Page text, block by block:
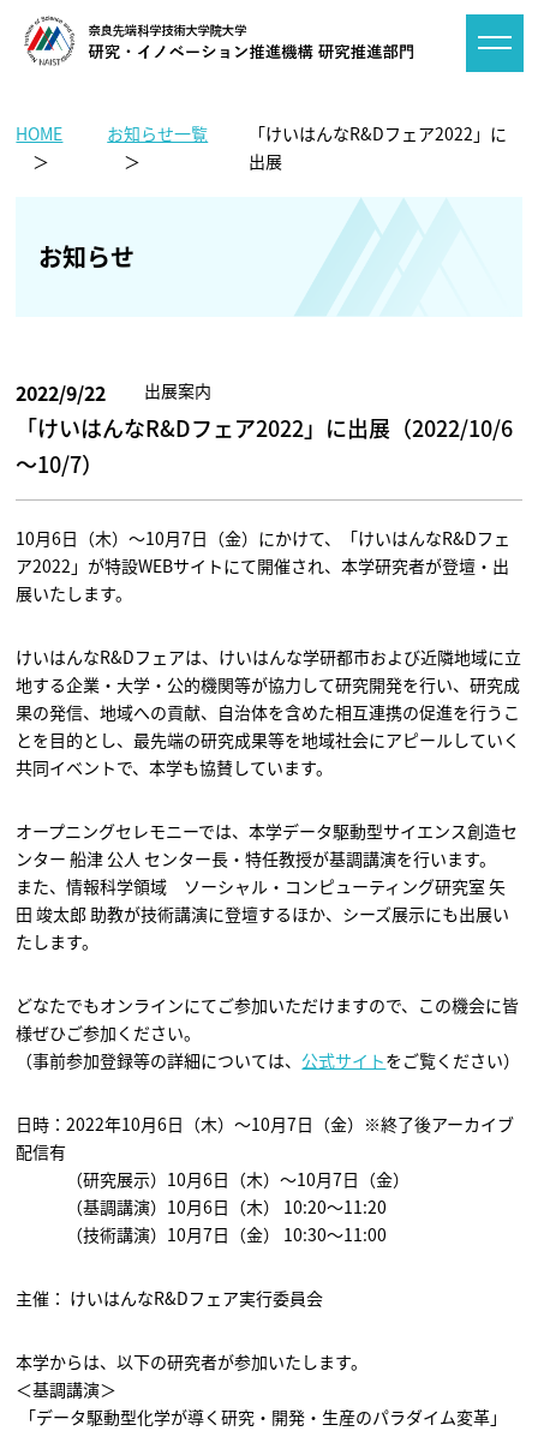
HOME お知らせ一覧
「けいはんなR&Dフェア2022」に
出展
お知らせ
2022/9/22 出展案内
「けいはんなR&Dフェア2022」に出展（2022/10/6
～10/7）
10月6日（木）～10月7日（金）にかけて、「けいはんなR&Dフェ
ア2022」が特設WEBサイトにて開催され、本学研究者が登壇・出
展いたします。
けいはんなR&Dフェアは、けいはんな学研都市および近隣地域に立
地する企業・大学・公的機関等が協力して研究開発を行い、研究成
果の発信、地域への貢献、自治体を含めた相互連携の促進を行うこ
とを目的とし、最先端の研究成果等を地域社会にアピールしていく
共同イベントで、本学も協賛しています。
オープニングセレモニーでは、本学データ駆動型サイエンス創造セ
ンター 船津 公人 センター長・特任教授が基調講演を行います。
また、情報科学領域 ソーシャル・コンピューティング研究室 矢
田 竣太郎 助教が技術講演に登壇するほか、シーズ展示にも出展い
たします。
どなたでもオンラインにてご参加いただけますので、この機会に皆
様ぜひご参加ください。
（事前参加登録等の詳細については、 公式サイトをご覧ください）
日時：2022年10月6日（木）～10月7日（金）※終了後アーカイブ
配信有
（研究展示）10月6日（木）～10月7日（金）
（基調講演）10月6日（木） 10:20～11:20
（技術講演）10月7日（金） 10:30～11:00
主催： けいはんなR&Dフェア実行委員会
本学からは、以下の研究者が参加いたします。
＜基調講演＞
「データ駆動型化学が導く研究・開発・生産のパラダイム変革」